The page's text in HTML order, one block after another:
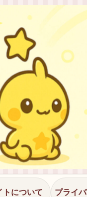
トについて プライ